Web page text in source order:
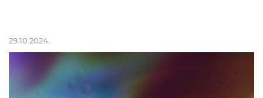
29.10.2024.